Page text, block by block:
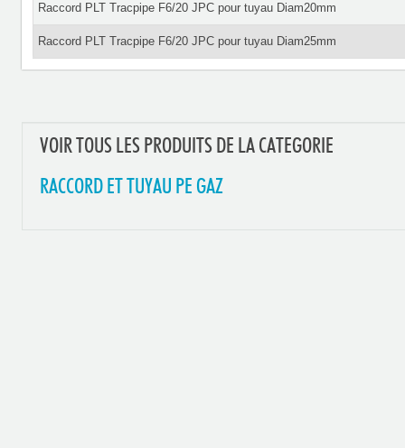
Raccord PLT Tracpipe F6/20 JPC pour tuyau Diam20mm
Raccord PLT Tracpipe F6/20 JPC pour tuyau Diam25mm
VOIR TOUS LES PRODUITS DE LA CATEGORIE
RACCORD ET TUYAU PE GAZ